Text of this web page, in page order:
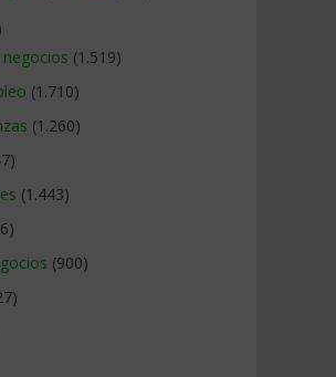
(1.519)
(1.710)
(1.260)
(1.443)
(900)